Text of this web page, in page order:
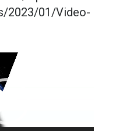
2023/01/Video-